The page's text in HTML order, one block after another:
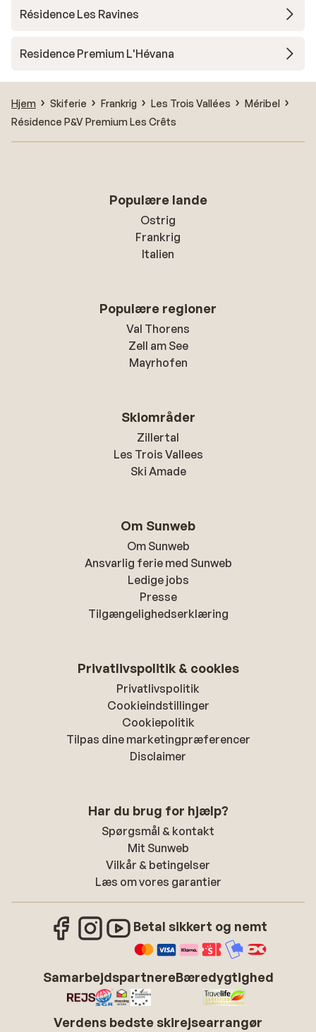
Résidence Les Ravines
Residence Premium L'Hévana
Hjem Skiferie Frankrig Les Trois Vallées
Méribel
Résidence P&V Premium Les Crêts
Populære lande
Ostrig
Frankrig
Italien
Populære regioner
Val Thorens
Zell am See
Mayrhofen
Skiområder
Zillertal
Les Trois Vallees
Ski Amade
Om Sunweb
Om Sunweb
Ansvarlig ferie med Sunweb
Ledige jobs
Presse
Tilgængelighedserklæring
Privatlivspolitik & cookies
Privatlivspolitik
Cookieindstillinger
Cookiepolitik
Tilpas dine marketingpræferencer
Disclaimer
Har du brug for hjælp?
Spørgsmål & kontakt
Mit Sunweb
Vilkår & betingelser
Læs om vores garantier
Betal sikkert og nemt
SamarbejdspartnereBæredygtighed
Verdens bedste skirejsearrangør